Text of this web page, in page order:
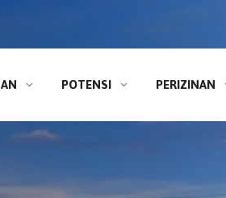
POTENSI PERIZINAN